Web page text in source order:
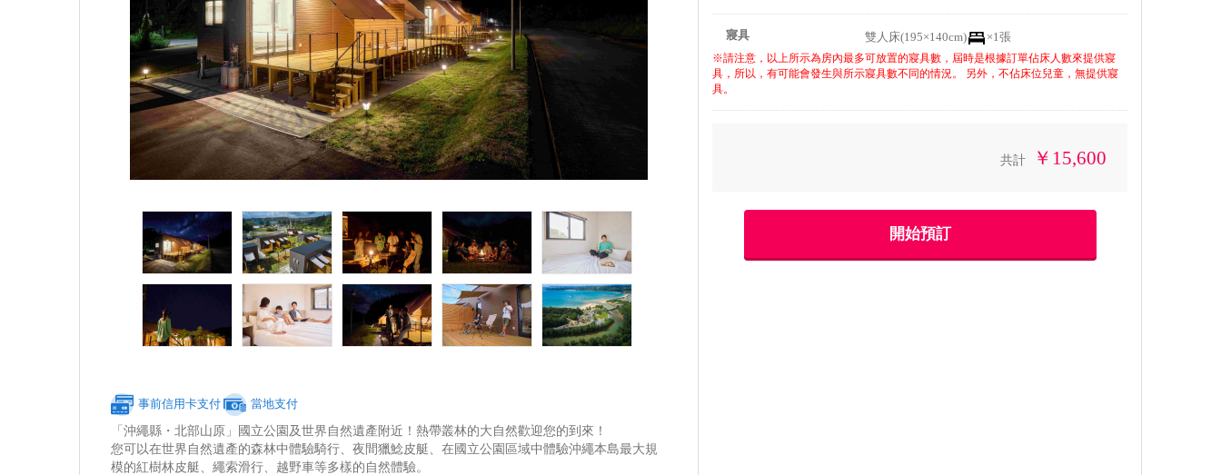
事前信用卡支付 當地支付
「沖繩縣・北部山原」國立公園及世界自然遺產附近！熱帶叢林的大自然歡迎您的到來！
您可以在世界自然遺產的森林中體驗騎行、夜間獵鯰皮艇、在國立公園區域中體驗沖繩本島最大規
模的紅樹林皮艇、繩索滑行、越野車等多樣的自然體驗。
寢具 雙人床(195×140cm) ×1張
※請注意，以上所示為房內最多可放置的寢具數，屆時是根據訂單佔床人數來提供寢
具，所以，有可能會發生與所示寢具數不同的情況。 另外，不佔床位兒童，無提供寢
具。
共計 ￥15,600